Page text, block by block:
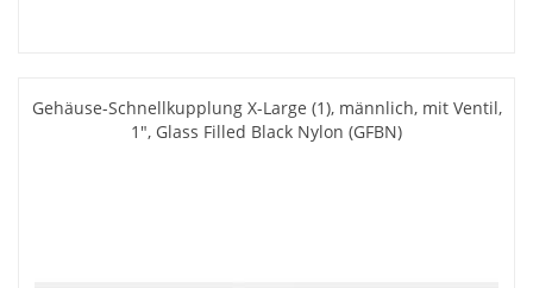
Gehäuse-Schnellkupplung X-Large (1), männlich, mit Ventil,
1", Glass Filled Black Nylon (GFBN)